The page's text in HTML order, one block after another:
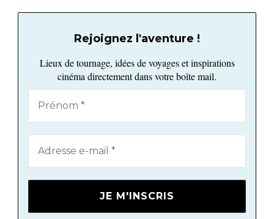
Rejoignez l'aventure !
Lieux de tournage, idées de voyages et inspirations
cinéma directement dans votre boîte mail.